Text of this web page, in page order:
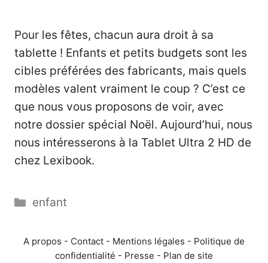
Pour les fêtes, chacun aura droit à sa
tablette ! Enfants et petits budgets sont les
cibles préférées des fabricants, mais quels
modèles valent vraiment le coup ? C’est ce
que nous vous proposons de voir, avec
notre dossier spécial Noël. Aujourd’hui, nous
nous intéresserons à la Tablet Ultra 2 HD de
chez Lexibook.
Catégories
enfant
A propos - Contact - Mentions légales - Politique de
confidentialité - Presse - Plan de site